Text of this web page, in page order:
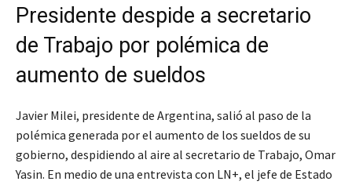
Presidente despide a secretario
de Trabajo por polémica de
aumento de sueldos
Javier Milei, presidente de Argentina, salió al paso de la
polémica generada por el aumento de los sueldos de su
gobierno, despidiendo al aire al secretario de Trabajo, Omar
Yasin. En medio de una entrevista con LN+, el jefe de Estado